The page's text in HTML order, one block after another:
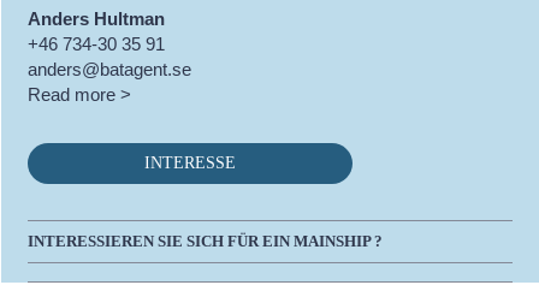
Anders Hultman
+46 734-30 35 91
anders@batagent.se
Read more >
INTERESSE
INTERESSIEREN SIE SICH FÜR EIN MAINSHIP ?